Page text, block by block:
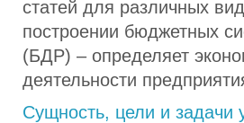
статей для различных
построении бюджетных
(БДР) – определяет
деятельности
Сущность, цели и задачи